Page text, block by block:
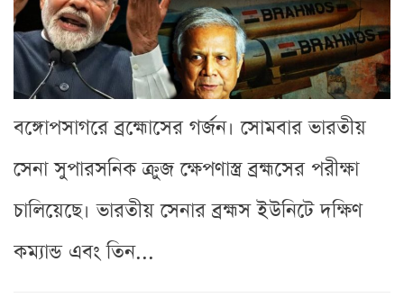
বঙ্গোপসাগরে ব্রহ্মোসের গর্জন। সোমবার ভারতীয়
সেনা সুপারসনিক ক্রুজ ক্ষেপণাস্ত্র ব্রহ্মসের পরীক্ষা
চালিয়েছে। ভারতীয় সেনার ব্রহ্মস ইউনিটে দক্ষিণ
কম্যান্ড এবং তিন...